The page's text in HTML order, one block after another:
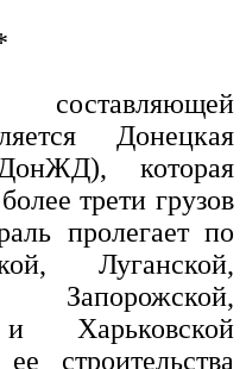
Донецкая
которая
трети грузов
пролегает по
Луганской,
и Харьковской
строительства